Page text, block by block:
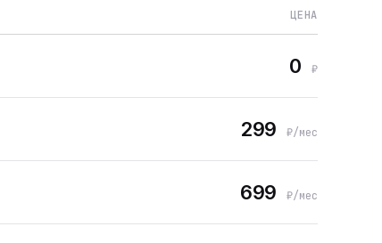
ЦЕНА
0 ₽
299 ₽/мес
699 ₽/мес